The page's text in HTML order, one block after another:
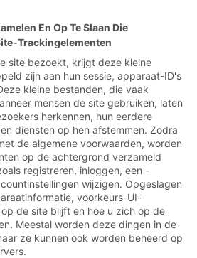
En Op Te Slaan Die
Trackingelementen
site bezoekt, krijgt deze kleine
zijn aan hun sessie, apparaat-ID's
kleine bestanden, die vaak
mensen de site gebruiken, laten
herkennen, hun eerdere
diensten op hen afstemmen. Zodra
de algemene voorwaarden, worden
op de achtergrond verzameld
registreren, inloggen, een -
wijzigen. Opgeslagen
voorkeurs-UI-
de site blijft en hoe u zich op de
Meestal worden deze dingen in de
ze kunnen ook worden beheerd op